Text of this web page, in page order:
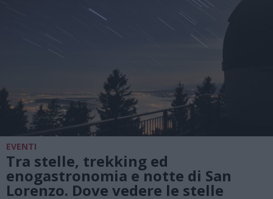
EVENTI
Tra stelle, trekking ed
enogastronomia e notte di San
Lorenzo. Dove vedere le stelle